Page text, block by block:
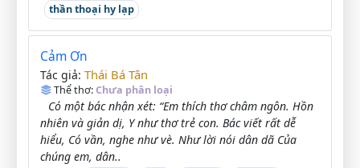
thần thoại hy lạp
Cảm Ơn
Tác giả: Thái Bá Tân
Thể thơ:Chưa phân loại
Có một bác nhận xét: “Em thích thơ châm ngôn. Hồn
nhiên và giản dị, Y như thơ trẻ con. Bác viết rất dễ
hiểu, Có vần, nghe như vè. Như lời nói dân dã Của
chúng em, dân..